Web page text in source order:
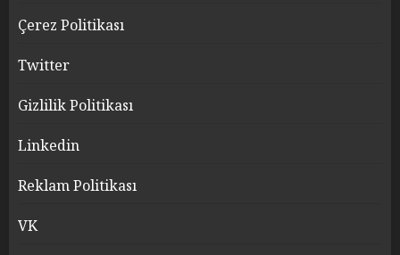
Çerez Politikası
Twitter
Gizlilik Politikası
Linkedin
Reklam Politikası
VK